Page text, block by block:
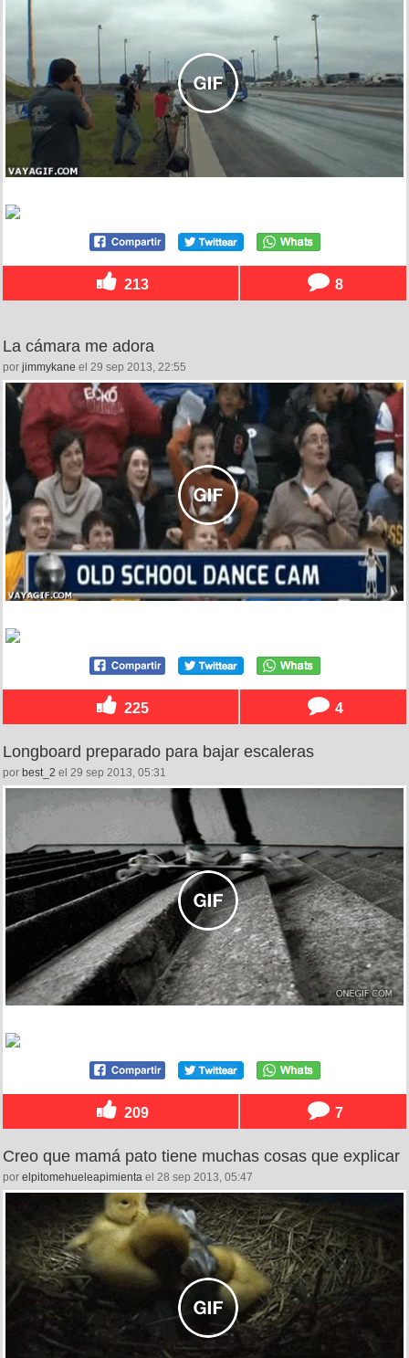
213 8
La cámara me adora
por jimmykane el 29 sep 2013, 22:55
225 4
Longboard preparado para bajar escaleras
por best_2 el 29 sep 2013, 05:31
209 7
Creo que mamá pato tiene muchas cosas que explicar
por elpitomehueleapimienta el 28 sep 2013, 05:47